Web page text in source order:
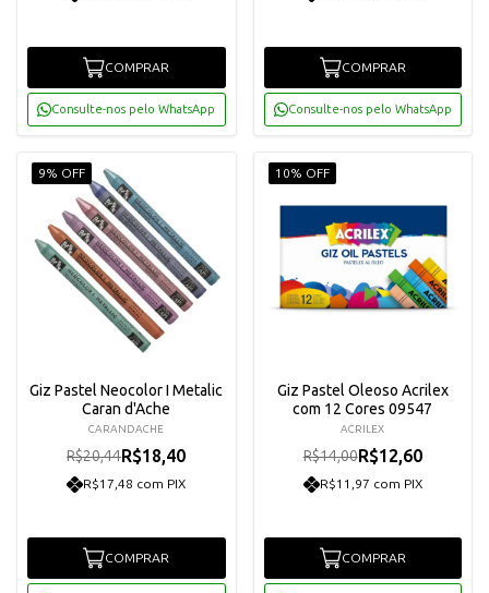
COMPRAR
Consulte-nos pelo WhatsApp
COMPRAR
Consulte-nos pelo WhatsApp
9% OFF
Giz Pastel Neocolor I Metalic
Caran d'Ache
CARANDACHE
R$20,44R$18,40
R$17,48 com PIX
COMPRAR
10% OFF
Giz Pastel Oleoso Acrilex
com 12 Cores 09547
ACRILEX
R$14,00R$12,60
R$11,97 com PIX
COMPRAR